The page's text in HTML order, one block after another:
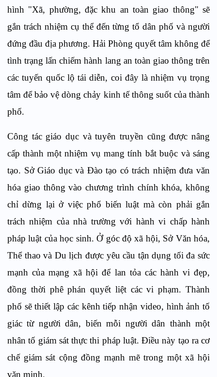
hình "Xã, phường, đặc khu an toàn giao thông" sẽ
gắn trách nhiệm cụ thể đến từng tổ dân phố và người
đứng đầu địa phương. Hải Phòng quyết tâm không để
tình trạng lấn chiếm hành lang an toàn giao thông trên
các tuyến quốc lộ tái diễn, coi đây là nhiệm vụ trọng
tâm để bảo vệ dòng chảy kinh tế thông suốt của thành
phố.
Công tác giáo dục và tuyên truyền cũng được nâng
cấp thành một nhiệm vụ mang tính bắt buộc và sáng
tạo. Sở Giáo dục và Đào tạo có trách nhiệm đưa văn
hóa giao thông vào chương trình chính khóa, không
chỉ dừng lại ở việc phổ biến luật mà còn phải gắn
trách nhiệm của nhà trường với hành vi chấp hành
pháp luật của học sinh. Ở góc độ xã hội, Sở Văn hóa,
Thể thao và Du lịch được yêu cầu tận dụng tối đa sức
mạnh của mạng xã hội để lan tỏa các hành vi đẹp,
đồng thời phê phán quyết liệt các vi phạm. Thành
phố sẽ thiết lập các kênh tiếp nhận video, hình ảnh tố
giác từ người dân, biến mỗi người dân thành một
nhân tố giám sát thực thi pháp luật. Điều này tạo ra cơ
chế giám sát cộng đồng mạnh mẽ trong một xã hội
văn minh.